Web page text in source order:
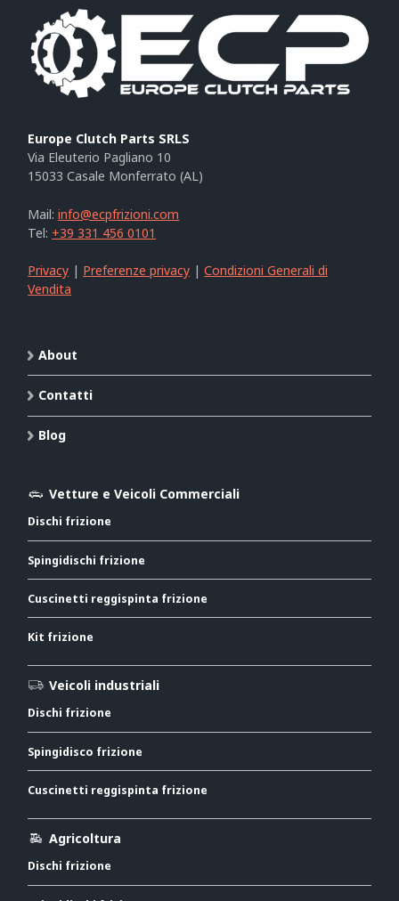
Europe Clutch Parts SRLS
Via Eleuterio Pagliano 10
15033 Casale Monferrato (AL)
Mail:info@ecpfrizioni.com
Tel: +39 331 456 0101
Privacy | Preferenze privacy |Condizioni Generali di
Vendita
About
Contatti
Blog
Vetture e Veicoli Commerciali
Dischi frizione
Spingidischi frizione
Cuscinetti reggispinta frizione
Kit frizione
Veicoli industriali
Dischi frizione
Spingidisco frizione
Cuscinetti reggispinta frizione
Agricoltura
Dischi frizione